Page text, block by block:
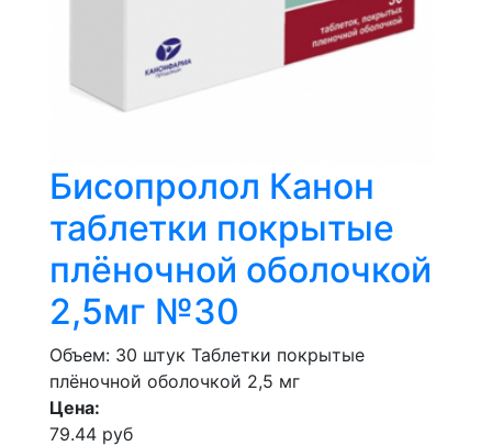
Бисопролол Канон
таблетки покрытые
плёночной оболочкой
2,5мг №30
Объем: 30 штук Таблетки покрытые
плёночной оболочкой 2,5 мг
Цена:
79.44 руб